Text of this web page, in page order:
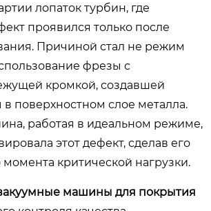
лопаток турбин, где
проявился только после
Причиной стал не режим
фрезы с
кромкой, создавшей
поверхностном слое металла.
работая в идеальном режиме,
этот дефект, сделав его
критической нагрузки.
машины для покрытия